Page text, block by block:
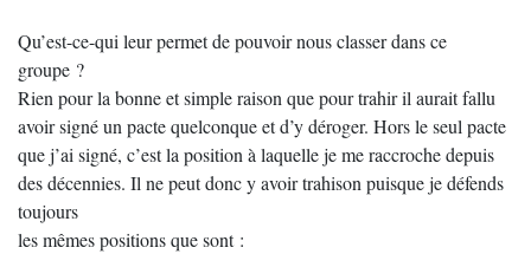
Qu’est-ce-qui leur permet de pouvoir nous classer dans ce
groupe ?
Rien pour la bonne et simple raison que pour trahir il aurait fallu
avoir signé un pacte quelconque et d’y déroger. Hors le seul pacte
que j’ai signé, c’est la position à laquelle je me raccroche depuis
des décennies. Il ne peut donc y avoir trahison puisque je défends
toujours
les mêmes positions que sont :